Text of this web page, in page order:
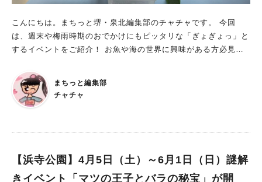
こんにちは。まちっと堺・泉北編集部のチャチャです。 今回
は、週末や梅雨時期のおでかけにもピッタリな「ぎょぎょっ」と
するイベントをご紹介！ お魚や海の世界に興味がある方必見で
期間：2025年4月15日（火）～7月13日（日） 場所：堺市立ビッ
グバン 開館時間：10時～17時（入館は16時30分まで） 入館
料：幼児600円、小・中学生800円、大人1100円 休館日：月曜日
中！ 楽しい展示やイベントもあり！ 本展では、海の役割や大阪
まちっと編集部
チャチャ
【浜寺公園】4月5日（土）～6月1日（日）謎解
きイベント「マツの王子とバラの秘宝」が開